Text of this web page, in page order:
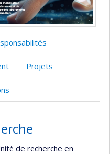
Projets
de recherche en